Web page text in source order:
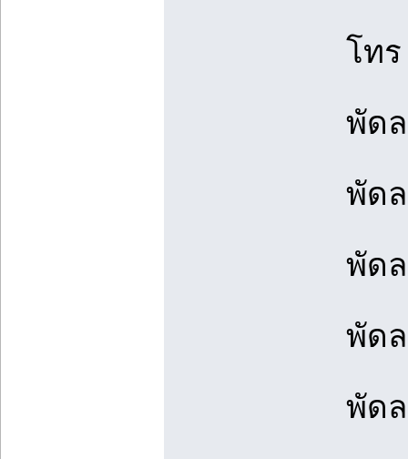
โท
พัด
พัด
พัด
พัด
พัด